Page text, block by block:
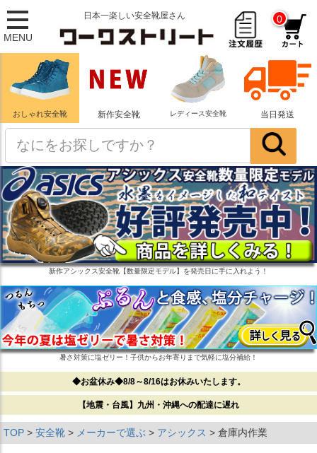
MENU
日本一楽しい安全靴屋さん 0
おしゃれ安全靴 新作安全靴 レディース安全靴 当日発送
新作アシックス安全靴【数量限定モデル】を発売日に手に入れよう！
暑さ対策に塩ゼリー！子供からお年寄りまで気軽に塩分補給！
◆お盆休み◆8/8～8/16はお休みいたします。
【地震・台風】九州・沖縄への配達に遅れ
TOP 安全靴 メーカーで選ぶ アシックス 倉庫内作業